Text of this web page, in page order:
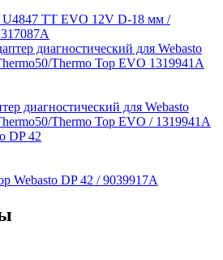
TT EVO 12V D-18 мм /
диагностический для Webasto
Thermo Top EVO / 1319941A
Webasto DP 42 / 9039917A